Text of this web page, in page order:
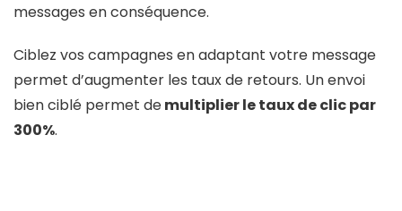
messages en conséquence.
Ciblez vos campagnes en adaptant votre message
permet d’augmenter les taux de retours. Un envoi
bien ciblé permet demultiplier le taux de clic par
300%.